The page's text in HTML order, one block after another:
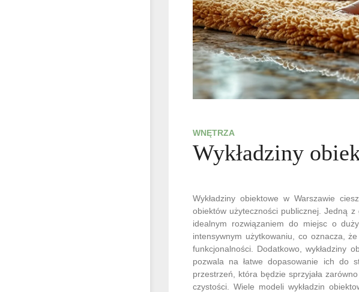
WNĘTRZA
Wykładziny
Wykładziny obiektowe w Warszawie
obiektów użyteczności publicznej. Jedną z
idealnym rozwiązaniem do miejsc o
intensywnym użytkowaniu, co oznacza,
funkcjonalności. Dodatkowo, wykładziny
pozwala na łatwe dopasowanie ich do
przestrzeń, która będzie sprzyjała
czystości. Wiele modeli wykładzin